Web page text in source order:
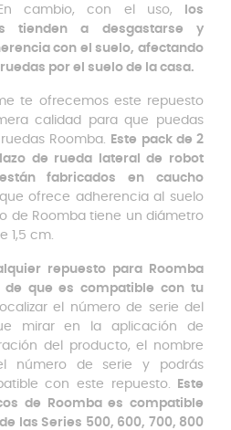
cambio, con el uso,
los
tienden a desgastarse y
con el suelo, afectando
por el suelo de la casa.
te ofrecemos este repuesto
calidad para que puedas
Roomba.
Este pack de 2
de rueda lateral de robot
fabricados en caucho
ofrece adherencia al suelo
de Roomba tiene un diámetro
1,5 cm.
repuesto para Roomba
de que es compatible con tu
el número de serie del
mirar en la aplicación de
del producto, el nombre
número de serie y podrás
con este repuesto. Este
de Roomba es compatible
las Series 500, 600, 700, 800